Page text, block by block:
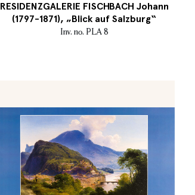
RESIDENZGALERIE FISCHBACH Johann
(1797-1871), „Blick auf Salzburg“
Inv. no. PLA 8